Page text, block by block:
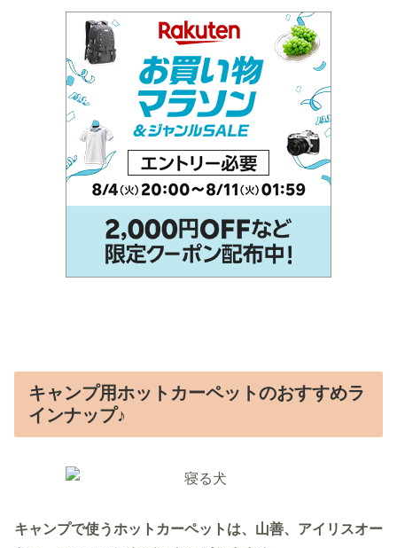
キャンプ用ホットカーペットのおすすめラ
インナップ♪
キャンプで使うホットカーペットは、山善、アイリスオー